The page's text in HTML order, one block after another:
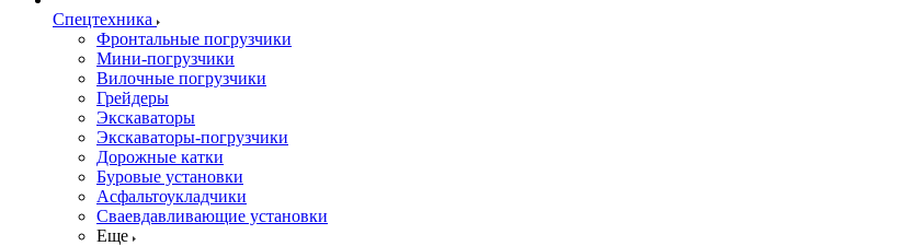
Спецтехника
Фронтальные погрузчики
Мини-погрузчики
Вилочные погрузчики
Грейдеры
Экскаваторы
Экскаваторы-погрузчики
Дорожные катки
Буровые установки
Асфальтоукладчики
Сваевдавливающие установки
Еще